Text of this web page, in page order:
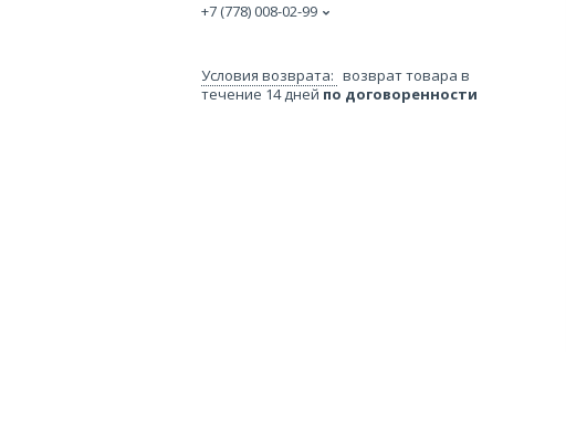
+7 (778) 008-02-99
возврат товара в
течение 14 дней по договоренности